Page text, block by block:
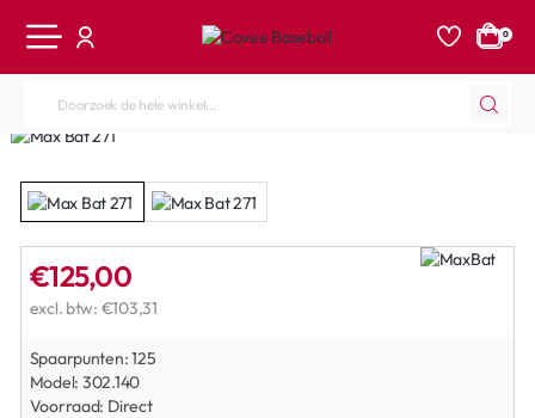
0
Doorzoek
de
winkel...
Spaarpunten:125
Model: 302.140
Voorraad: Direct
€125,00
excl. btw: €103,31